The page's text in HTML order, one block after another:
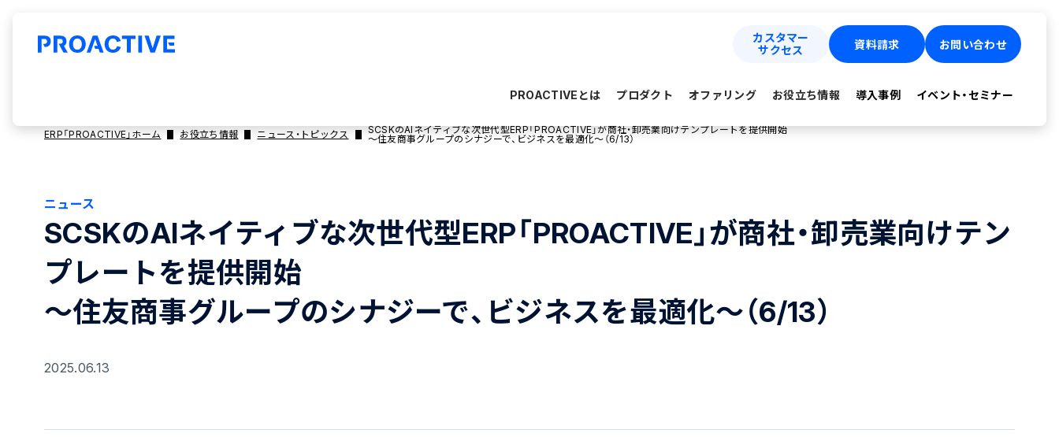
PROACTIVEとは プロダクト オファリング お役立ち情報 導入事例 イベント・セミナー
カスタマー
サクセス
資料請求 お問い合わせ
ERP「PROACTIVE」ホーム お役立ち情報 ニュース・トピックス
SCSKのAIネイティブな次世代型ERP「PROACTIVE」が商社・卸売業向けテンプレートを提供開始
～住友商事グループのシナジーで、ビジネスを最適化～（6/13）
ニュース
SCSKのAIネイティブな次世代型ERP「PROACTIVE」が商社・卸売業向けテン
プレートを提供開始
～住友商事グループのシナジーで、ビジネスを最適化～（6/13）
2025.06.13